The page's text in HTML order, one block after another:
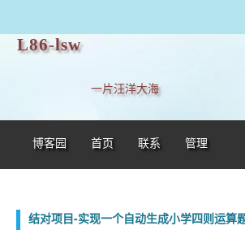
L86-lsw
一片汪洋大海
博客园 首页 联系 管理
结对项目-实现一个自动生成小学四则运算